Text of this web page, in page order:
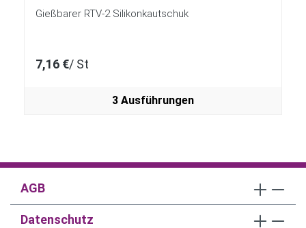
Gießbarer RTV-2 Silikonkautschuk
7,16 €/ St
3 Ausführungen
AGB
Datenschutz